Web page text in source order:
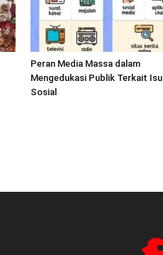
Peran Media Massa dalam
Mengedukasi Publik Terkait Isu
Sosial